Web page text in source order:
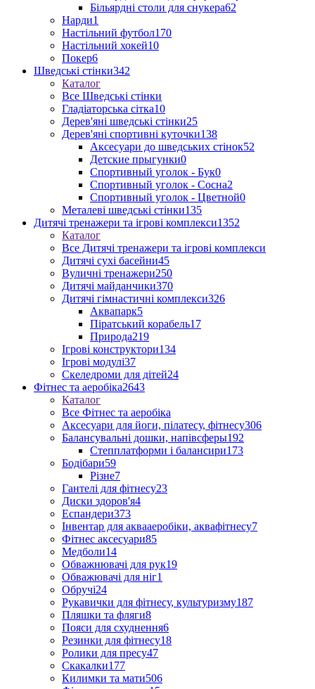
Більярдні столи для снукера62
Нарди1
Настільний футбол170
Настільний хокей10
Покер6
Шведські стінки342
Каталог
Все Шведські стінки
Гладіаторська сітка10
Дерев'яні шведські стінки25
Дерев'яні спортивні куточки138
Аксесуари до шведських стінок52
Детские прыгунки0
Спортивный уголок - Бук0
Спортивный уголок - Сосна2
Спортивный уголок - Цветной0
Металеві шведські стінки135
Дитячі тренажери та ігрові комплекси1352
Каталог
Все Дитячі тренажери та ігрові комплекси
Дитячі сухі басейни45
Вуличні тренажери250
Дитячі майданчики370
Дитячі гімнастичні комплекси326
Аквапарк5
Піратський корабель17
Природа219
Ігрові конструктори134
Ігрові модулі37
Скеледроми для дітей24
Фітнес та аеробіка2643
Каталог
Все Фітнес та аеробіка
Аксесуари для йоги, пілатесу, фітнесу306
Балансувальні дошки, напівсферы192
Степплатформи і балансири173
Бодібари59
Різне7
Гантелі для фітнесу23
Диски здоров'я4
Еспандери373
Інвентар для аквааеробіки, аквафітнесу7
Фітнес аксесуари85
Медболи14
Обважнювачі для рук19
Обважювачі для ніг1
Обручі24
Рукавички для фітнесу, культуризму187
Пляшки та фляги8
Пояси для схуднення6
Резинки для фітнесу18
Ролики для пресу47
Скакалки177
Килимки та мати506